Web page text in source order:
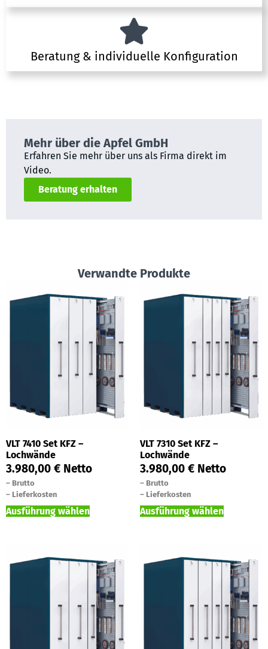
Beratung & individuelle Konfiguration
Mehr über die Apfel GmbH
Erfahren Sie mehr über uns als Firma direkt im
Video.
Beratung erhalten
Verwandte Produkte
VLT 7410 Set KFZ –
Lochwände
3.980,00 € Netto
– Brutto
– Lieferkosten
Ausführung wählen
VLT 7310 Set KFZ –
Lochwände
3.980,00 € Netto
– Brutto
– Lieferkosten
Ausführung wählen